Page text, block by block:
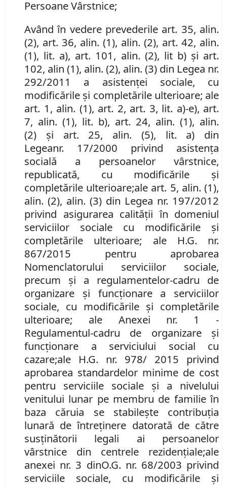
Persoane Vârstnice;
Având în vedere prevederile art. 35, alin.
(2), art. 36, alin. (1), alin. (2), art. 42, alin.
(1), lit. a), art. 101, alin. (2), lit b) şi art.
102, alin (1), alin. (2), alin. (3) din Legea nr.
292/2011 a asistenţei sociale, cu
modificările şi completările ulterioare; ale
art. 1, alin. (1), art. 2, art. 3, lit. a)-e), art.
7, alin. (1), lit. b), art. 24, alin. (1), alin.
(2) și art. 25, alin. (5), lit. a) din
Legeanr. 17/2000 privind asistenţa
socială a persoanelor vârstnice,
republicată, cu modificările şi
completările ulterioare;ale art. 5, alin. (1),
alin. (2), alin. (3) din Legea nr. 197/2012
privind asigurarea calităţii în domeniul
serviciilor sociale cu modificările și
completările ulterioare; ale H.G. nr.
867/2015 pentru aprobarea
Nomenclatorului serviciilor sociale,
precum şi a regulamentelor-cadru de
organizare şi funcţionare a serviciilor
sociale, cu modificările și completările
ulterioare; aleAnexei nr. 1 -
Regulamentul-cadru de organizare şi
funcţionare a serviciului social cu
cazare;ale H.G. nr. 978/ 2015 privind
aprobarea standardelor minime de cost
pentru serviciile sociale şi a nivelului
venitului lunar pe membru de familie în
baza căruia se stabileşte contribuţia
lunară de întreţinere datorată de către
susţinătorii legali ai persoanelor
vârstnice din centrele rezidenţiale;ale
anexei nr. 3 dinO.G. nr. 68/2003 privind
serviciile sociale, cu modificările şi